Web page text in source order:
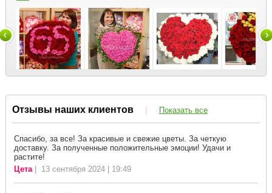
Отзывы наших клиентов | Показать все
Спасибо, за все! За красивые и свежие цветы. За четкую
доставку. За полученные положительные эмоции! Удачи и
растите!
Цета| 13 сентября 2024 | 19:49